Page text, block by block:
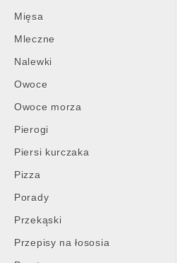
Mięsa
Mleczne
Nalewki
Owoce
Owoce morza
Pierogi
Piersi kurczaka
Pizza
Porady
Przekąski
Przepisy na łososia